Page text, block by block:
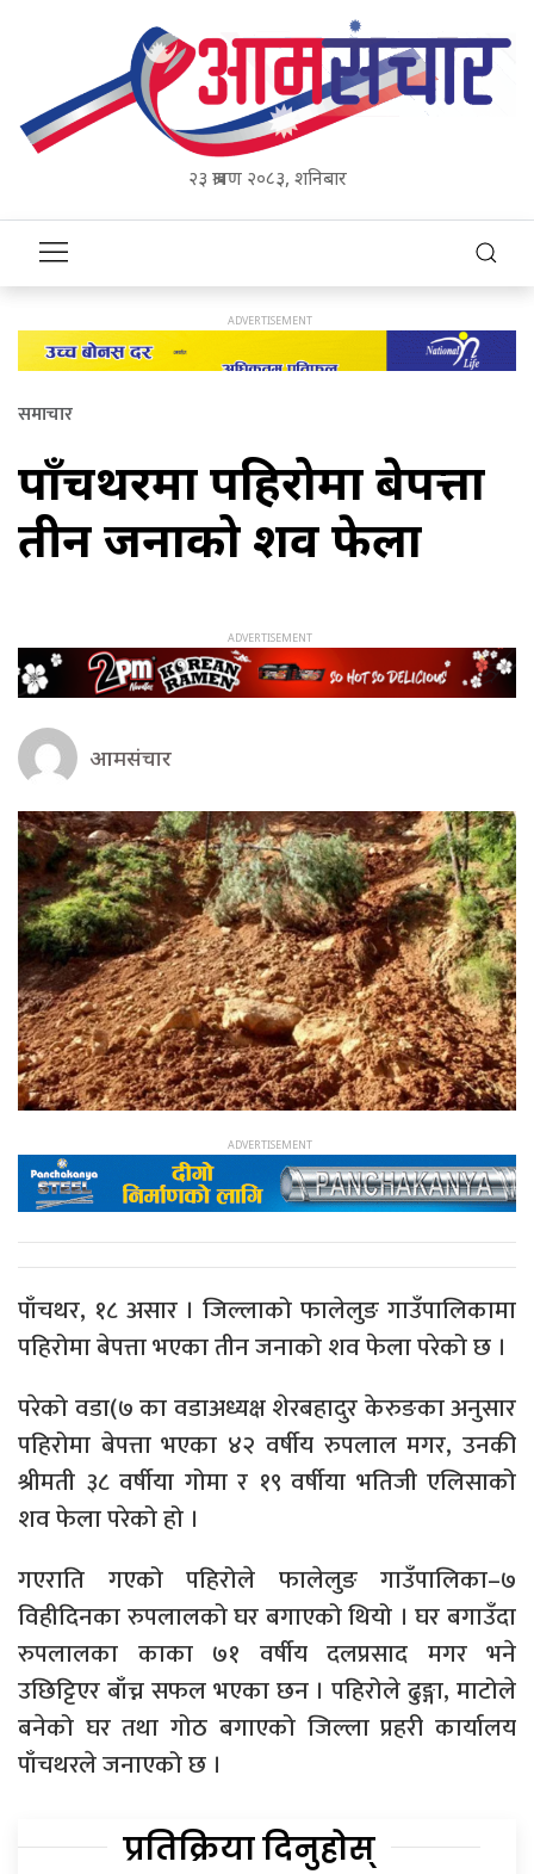
२३ श्रावण २०८३, शनिबार
समाचार
पाँचथरमा पहिरोमा बेपत्ता
तीन जनाको शव फेला
आमसंचार
पाँचथर, १८ असार । जिल्लाको फालेलुङ गाउँपालिकामा
पहिरोमा बेपत्ता भएका तीन जनाको शव फेला परेको छ ।
परेको वडा(७ का वडाअध्यक्ष शेरबहादुर केरुङका अनुसार
पहिरोमा बेपत्ता भएका ४२ वर्षीय रुपलाल मगर, उनकी
श्रीमती ३८ वर्षीया गोमा र १९ वर्षीया भतिजी एलिसाको
शव फेला परेको हो ।
गएराति गएको पहिरोले फालेलुङ गाउँपालिका–७
विहीदिनका रुपलालको घर बगाएको थियो । घर बगाउँदा
रुपलालका काका ७१ वर्षीय दलप्रसाद मगर भने
उछिट्टिएर बाँच्न सफल भएका छन । पहिरोले ढुङ्गा, माटोले
बनेको घर तथा गोठ बगाएको जिल्ला प्रहरी कार्यालय
पाँचथरले जनाएको छ ।
प्रतिक्रिया दिनुहोस्